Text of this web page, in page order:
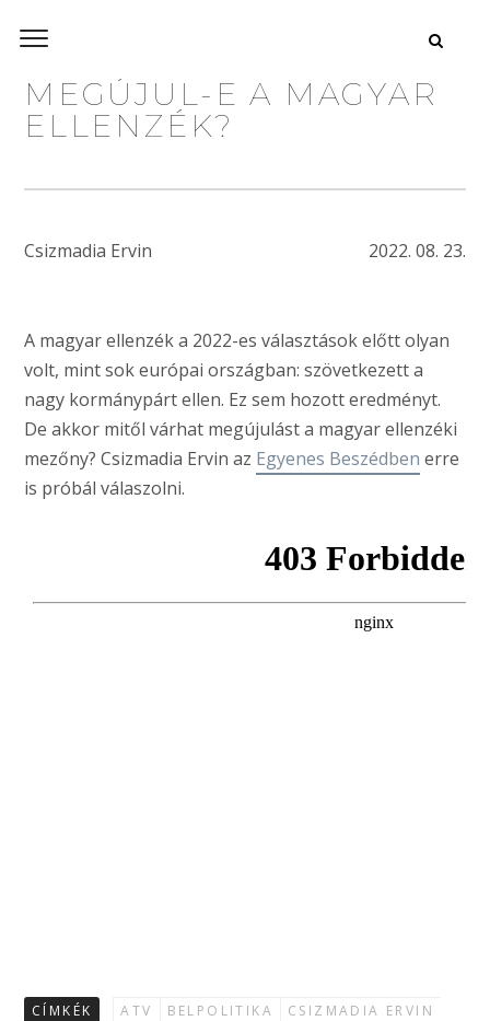
MEGÚJUL-E A MAGYAR
ELLENZÉK?
Csizmadia Ervin 2022. 08. 23.
A magyar ellenzék a 2022-es választások előtt olyan
volt, mint sok európai országban: szövetkezett a
nagy kormánypárt ellen. Ez sem hozott eredményt.
De akkor mitől várhat megújulást a magyar ellenzéki
mezőny? Csizmadia Ervin az Egyenes Beszédben erre
is próbál válaszolni.
CÍMKÉK ATV BELPOLITIKA
CSIZMADIA ERVIN